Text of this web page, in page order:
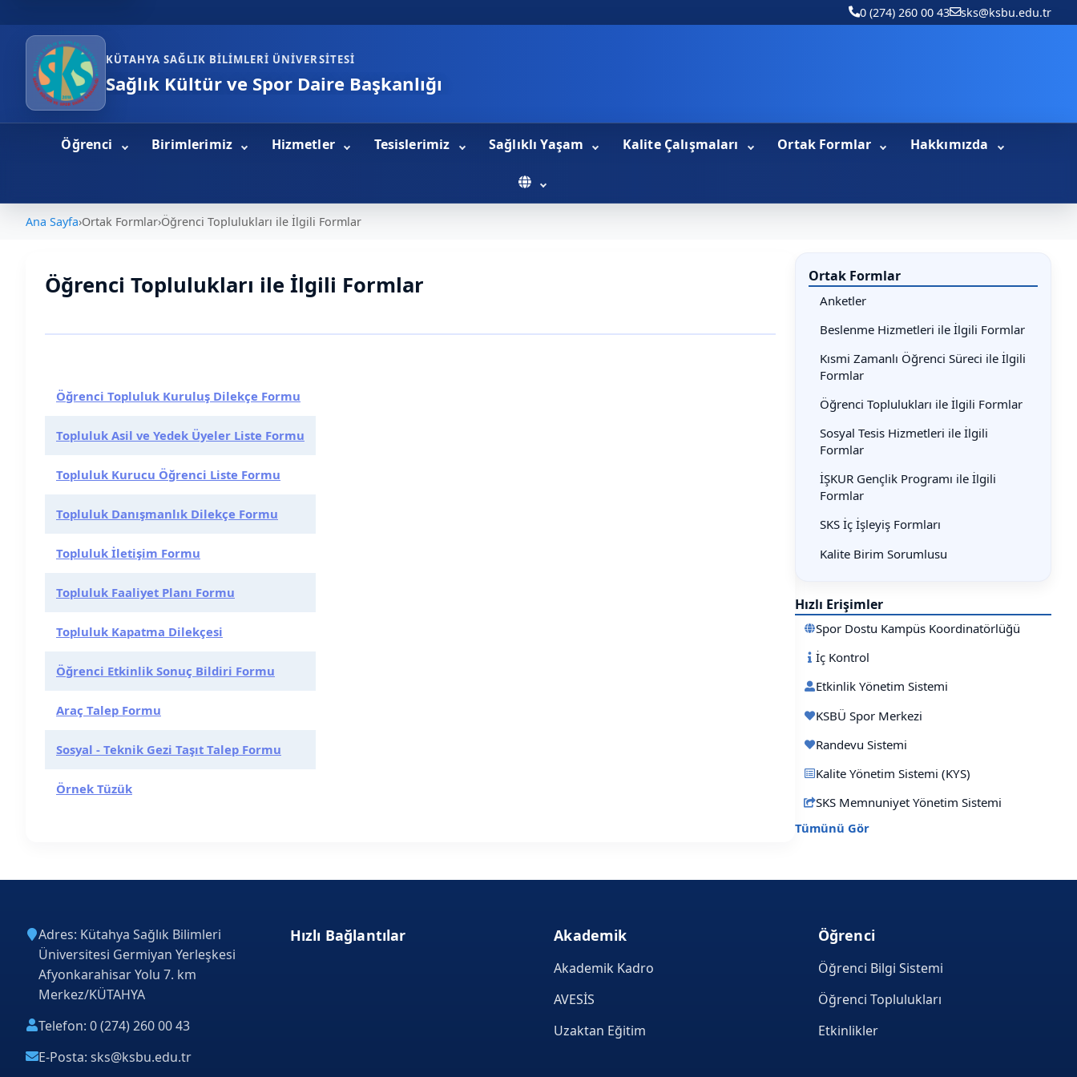
0 (274) 260 00 43 sks@ksbu.edu.tr
KÜTAHYA SAĞLIK BILIMLERI ÜNIVERSITESI
Sağlık Kültür ve Spor Daire Başkanlığı
Öğrenci Birimlerimiz Hizmetler Tesislerimiz Sağlıklı Yaşam Kalite Çalışmaları Ortak Formlar Hakkımızda
Ana Sayfa›Ortak Formlar›Öğrenci Toplulukları ile İlgili Formlar
Öğrenci Toplulukları ile İlgili Formlar
Öğrenci Topluluk Kuruluş Dilekçe Formu
Topluluk Asil ve Yedek Üyeler Liste Formu
Topluluk Kurucu Öğrenci Liste Formu
Topluluk Danışmanlık Dilekçe Formu
Topluluk İletişim Formu
Topluluk Faaliyet Planı Formu
Topluluk Kapatma Dilekçesi
Öğrenci Etkinlik Sonuç Bildiri Formu
Araç Talep Formu
Sosyal - Teknik Gezi Taşıt Talep Formu
Örnek Tüzük
Ortak Formlar
Anketler
Beslenme Hizmetleri ile İlgili Formlar
Kısmi Zamanlı Öğrenci Süreci ile İlgili
Formlar
Öğrenci Toplulukları ile İlgili Formlar
Sosyal Tesis Hizmetleri ile İlgili
Formlar
İŞKUR Gençlik Programı ile İlgili
Formlar
SKS İç İşleyiş Formları
Kalite Birim Sorumlusu
Hızlı Erişimler
Spor Dostu Kampüs Koordinatörlüğü
İç Kontrol
Etkinlik Yönetim Sistemi
KSBÜ Spor Merkezi
Randevu Sistemi
Kalite Yönetim Sistemi (KYS)
SKS Memnuniyet Yönetim Sistemi
Tümünü Gör
Adres: Kütahya Sağlık Bilimleri
Üniversitesi Germiyan Yerleşkesi
Afyonkarahisar Yolu 7. km
Merkez/KÜTAHYA
Telefon: 0 (274) 260 00 43
E-Posta: sks@ksbu.edu.tr
Hızlı Bağlantılar Akademik
Akademik Kadro
AVESİS
Uzaktan Eğitim
Öğrenci
Öğrenci Bilgi Sistemi
Öğrenci Toplulukları
Etkinlikler